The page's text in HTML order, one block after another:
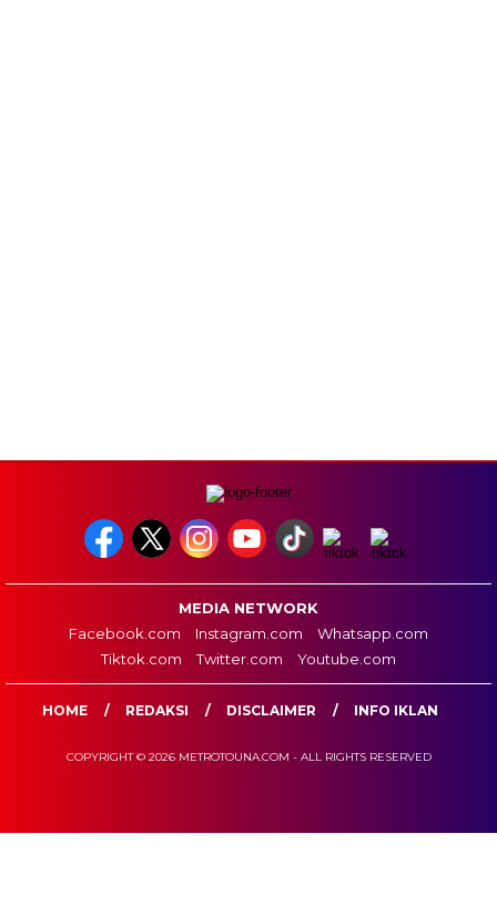
MEDIA NETWORK
Facebook.com
Instagram.com
Whatsapp.com
Tiktok.com
Twitter.com Youtube.com
HOME REDAKSI DISCLAIMER INFO IKLAN
COPYRIGHT © 2026 METROTOUNA.COM - ALL RIGHTS RESERVED